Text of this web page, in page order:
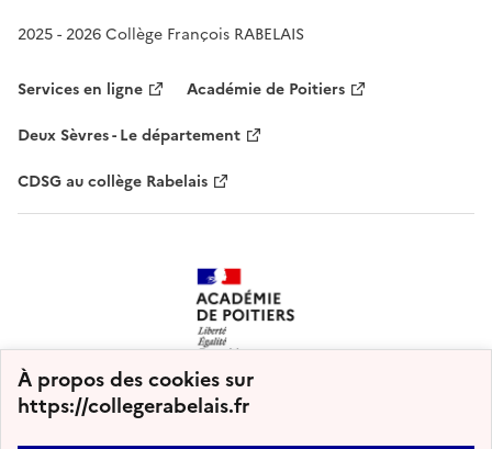
À propos des cookies sur
https://collegerabelais.fr
2025 - 2026 Collège François RABELAIS
Services en ligne
Académie de Poitiers
Deux Sèvres - Le département
CDSG au collège Rabelais